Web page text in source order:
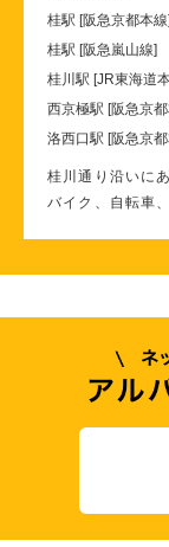
桂駅 [阪急京都本
桂駅 [阪急嵐山線]
桂川駅 [JR東海道
西京極駅 [阪急京
洛西口駅 [阪急京
桂川通り沿いに
バイク、自転車